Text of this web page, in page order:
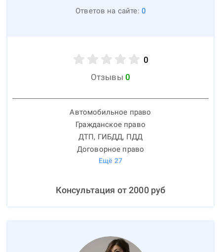
Ответов на сайте: 0
0
Отзывы 0
Автомобильное право
Гражданское право
ДТП, ГИБДД, ПДД
Договорное право
Ещё 27
Консультация от2000руб